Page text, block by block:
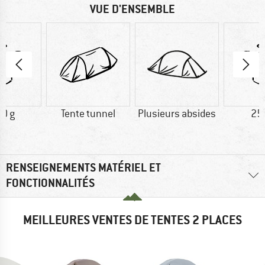
VUE D'ENSEMBLE
g Tente tunnel Plusieurs absides
RENSEIGNEMENTS MATÉRIEL ET
FONCTIONNALITÉS
MEILLEURES VENTES DE TENTES 2 PLACES